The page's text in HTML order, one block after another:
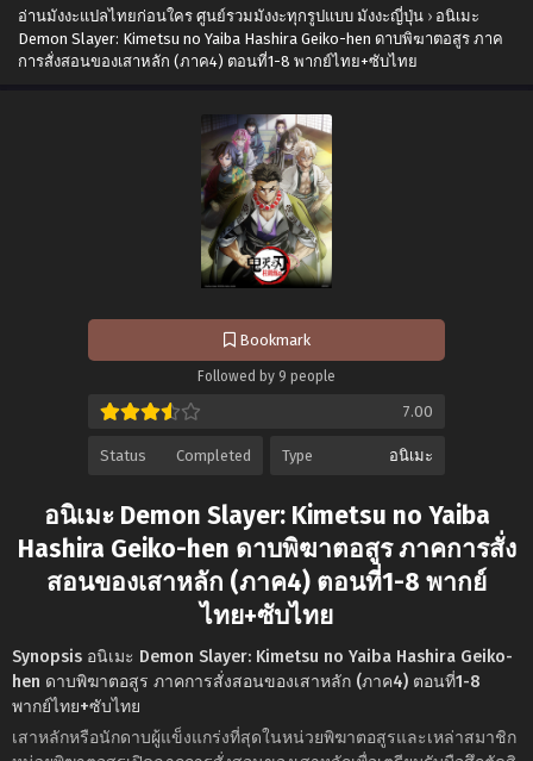
อ่านมังงะแปลไทยก่อนใคร ศูนย์รวมมังงะทุกรูปแบบ มังงะญี่ปุ่น › อนิเมะ
Demon Slayer: Kimetsu no Yaiba Hashira Geiko-hen ดาบพิฆาตอสูร ภาค
การสั่งสอนของเสาหลัก (ภาค4) ตอนที่1-8 พากย์ไทย+ซับไทย
Bookmark
Followed by 9 people
7.00
Status Completed Type อนิเมะ
อนิเมะ Demon Slayer: Kimetsu no Yaiba
Hashira Geiko-hen ดาบพิฆาตอสูร ภาคการสั่ง
สอนของเสาหลัก (ภาค4) ตอนที่1-8 พากย์
ไทย+ซับไทย
Synopsis อนิเมะ Demon Slayer: Kimetsu no Yaiba Hashira Geiko-
hen ดาบพิฆาตอสูร ภาคการสั่งสอนของเสาหลัก (ภาค4) ตอนที่1-8
พากย์ไทย+ซับไทย
เสาหลักหรือนักดาบผู้แข็งแกร่งที่สุดในหน่วยพิฆาตอสูรและเหล่าสมาชิก